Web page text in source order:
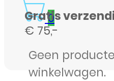
0
Geen
winkelwagen.
Gratis
€ 75,-